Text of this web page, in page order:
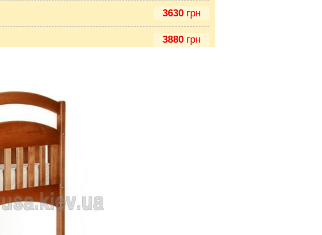
3630 грн
3880 грн